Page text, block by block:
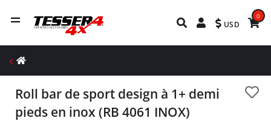
USD
0
Roll bar de sport design à 1+ demi
pieds en inox (RB 4061 INOX)